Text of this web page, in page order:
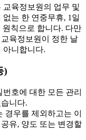
육정보원의 업무 및
는 한 연중무휴, 1일
원칙으로 합니다. 다만
육정보원이 정한 날
아니합니다.
)
호에 대한 모든 관리
니다.
우를 제외하고는 이
유, 양도 또는 변경할